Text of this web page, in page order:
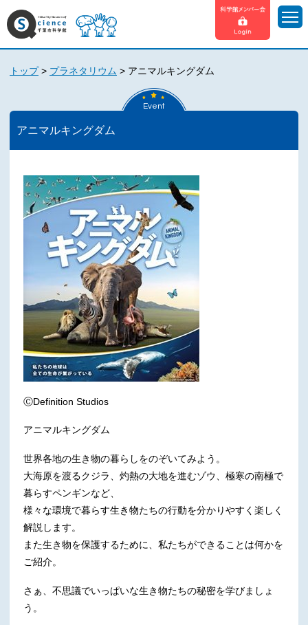
トップ> プラネタリウム > アニマルキングダム
Event
アニマルキングダム
ⒸDefinition Studios
アニマルキングダム
世界各地の生き物の暮らしをのぞいてみよう。
大海原を渡るクジラ、灼熱の大地を進むゾウ、極寒の南極で
暮らすペンギンなど、
様々な環境で暮らす生き物たちの行動を分かりやすく楽しく
解説します。
また生き物を保護するために、私たちができることは何かを
ご紹介。
さぁ、不思議でいっぱいな生き物たちの秘密を学びましょ
う。